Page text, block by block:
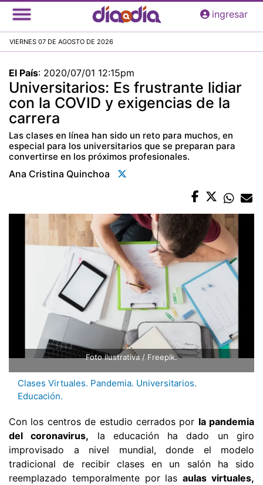
Pasar
al
principal
ingresar
VIERNES 07 DE AGOSTO DE 2026
El País: 2020/07/01 12:15pm
Universitarios: Es frustrante lidiar
con la COVID y exigencias de la
carrera
Las clases en línea han sido un reto para muchos, en
especial para los universitarios que se preparan para
convertirse en los próximos profesionales.
Ana Cristina Quinchoa
Foto ilustrativa / Freepik.
Clases Virtuales. Pandemia. Universitarios.
Educación.
Con los centros de estudio cerrados por la pandemia
del coronavirus, la educación ha dado un giro
improvisado a nivel mundial, donde el modelo
tradicional de recibir clases en un salón ha sido
reemplazado temporalmente por lasaulas virtuales,